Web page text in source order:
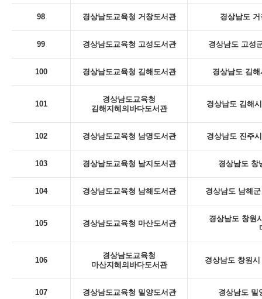
98 경상남도교육청 거창도서관 경상남도
99 경상남도교육청 고성도서관 경상남도 고성
100 경상남도교육청 김해도서관 경상남도 김
101
경상남도교육청
김해지혜의바다도서관
경상남도 김해
102 경상남도교육청 남명도서관 경상남도 진주
103 경상남도교육청 남지도서관 경상남도 창
104 경상남도교육청 남해도서관 경상남도 남해
105 경상남도교육청 마산도서관
경상남도 창원
106
경상남도교육청
마산지혜의바다도서관
경상남도 창원
107 경상남도교육청 밀양도서관 경상남도 밀